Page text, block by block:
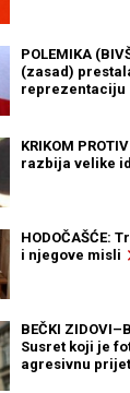
POLEMIKA
(zasad)
reprezentaciju
KRIKOM
razbija velike
HODOČAŠĆE:
i njegove misli
BEČKI
Susret koji je
agresivnu